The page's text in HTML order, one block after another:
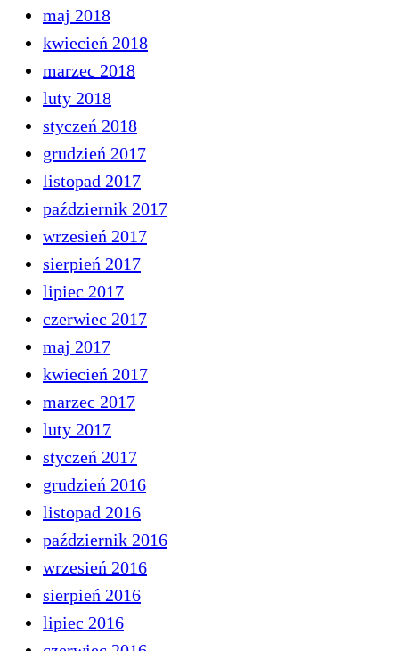
maj 2018
kwiecień 2018
marzec 2018
luty 2018
styczeń 2018
grudzień 2017
listopad 2017
październik 2017
wrzesień 2017
sierpień 2017
lipiec 2017
czerwiec 2017
maj 2017
kwiecień 2017
marzec 2017
luty 2017
styczeń 2017
grudzień 2016
listopad 2016
październik 2016
wrzesień 2016
sierpień 2016
lipiec 2016